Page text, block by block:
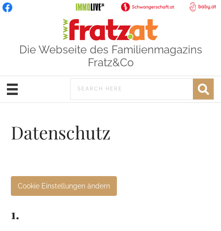
Die Webseite des Familienmagazins
Fratz&Co
Datenschutz
Cookie Einstellungen ändern
1.